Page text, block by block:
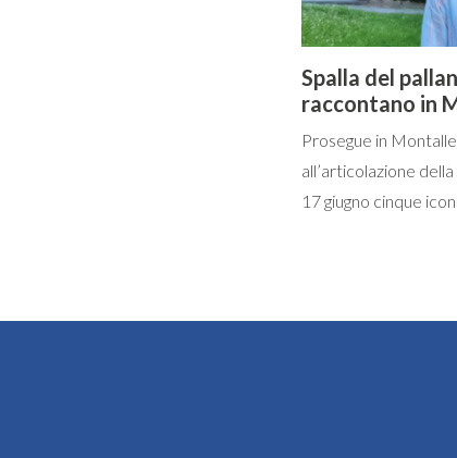
Spalla del
raccontano in
Prosegue in
all’articolazione
17 giugno cinque